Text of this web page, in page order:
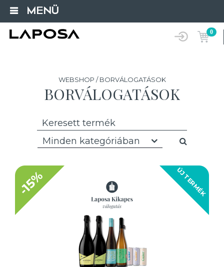
MENÜ
0
WEBSHOP / BORVÁLOGATÁSOK
BORVÁLOGATÁSOK
Minden kategóriában
ÚJ TERMÉK
-15%